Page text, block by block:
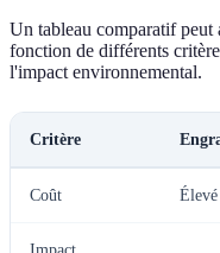
Un tableau comparatif peut
fonction de différents
l'impact environnemental.
Critère
Coût Élevé